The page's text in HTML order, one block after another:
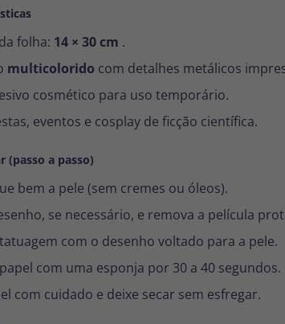
folha: 14 × 30 cm .
multicolorido com detalhes metálicos
cosmético para uso temporário.
eventos e cosplay de ficção científica.
(passo a passo)
bem a pele (sem cremes ou óleos).
se necessário, e remova a película
com o desenho voltado para a pele.
com uma esponja por 30 a 40 segundos.
com cuidado e deixe secar sem esfregar.